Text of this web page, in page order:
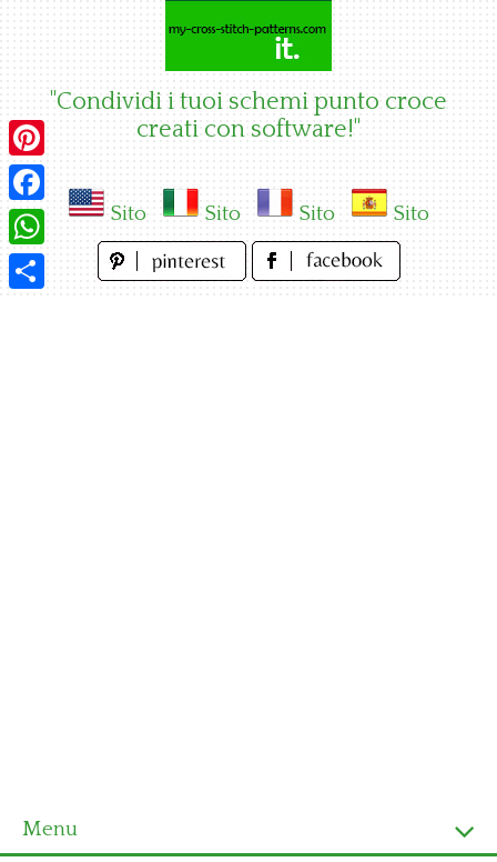
"Condividi i tuoi schemi punto croce
creati con software!"
Sito Sito Sito Sito
Menu
Pinterest
Facebook
WhatsApp